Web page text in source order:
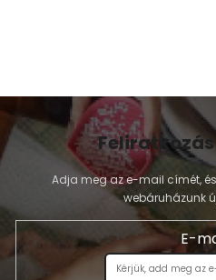
Adja meg az e-mail címét,
webáruházunk
E-